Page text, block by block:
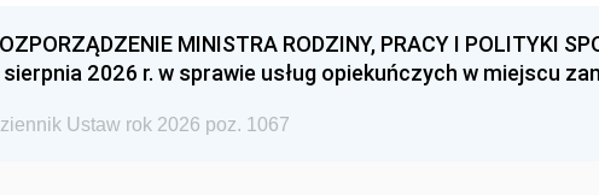
MINISTRA RODZINY, PRACY I POLITYKI
sierpnia 2026 r. w sprawie usług opiekuńczych w miejscu
Ustaw rok 2026 poz. 1067